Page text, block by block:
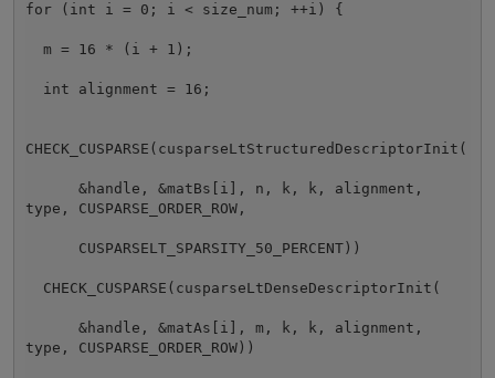
for (int i = 0; i < size_num; ++i) {
m = 16 * (i + 1);
int alignment = 16;
CHECK_CUSPARSE(cusparseLtStructuredDescriptorInit(
&handle, &matBs[i], n, k, k, alignment,
type, CUSPARSE_ORDER_ROW,
CUSPARSELT_SPARSITY_50_PERCENT))
CHECK_CUSPARSE(cusparseLtDenseDescriptorInit(
&handle, &matAs[i], m, k, k, alignment,
type, CUSPARSE_ORDER_ROW))